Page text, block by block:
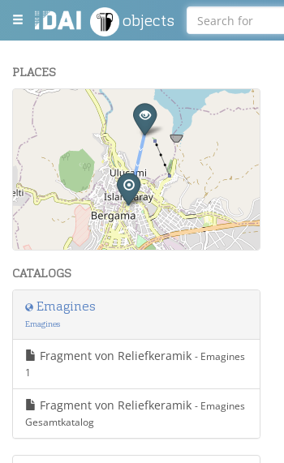
objects
PLACES
+
−
Leaflet| Maps and Data © OpenStreetMap
CATALOGS
Emagines
Emagines
Fragment von Reliefkeramik - Emagines
1
Fragment von Reliefkeramik - Emagines
Gesamtkatalog